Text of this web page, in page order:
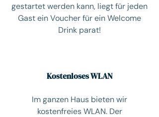
gestartet werden kann, liegt für jeden
Gast ein Voucher für ein Welcome
Drink parat!
Kostenloses WLAN
Im ganzen Haus bieten wir
kostenfreies WLAN. Der